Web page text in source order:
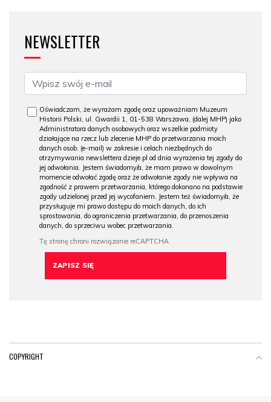
NEWSLETTER
Oświadczam, że wyrażam zgodę oraz upoważniam Muzeum
Historii Polski, ul. Gwardii 1, 01-538 Warszawa, (dalej MHP) jako
Administratora danych osobowych oraz wszelkie podmioty
działające na rzecz lub zlecenie MHP do przetwarzania moich
danych osob. (e-mail) w zakresie i celach niezbędnych do
otrzymywania newslettera dzieje.pl od dnia wyrażenia tej zgody do
jej odwołania. Jestem świadomy/a, że mam prawo w dowolnym
momencie odwołać zgodę oraz że odwołanie zgody nie wpływa na
zgodność z prawem przetwarzania, którego dokonano na podstawie
zgody udzielonej przed jej wycofaniem. Jestem też świadomy/a, że
przysługuje mi prawo dostępu do moich danych, do ich
sprostowania, do ograniczenia przetwarzania, do przenoszenia
danych, do sprzeciwu wobec przetwarzania.
COPYRIGHT